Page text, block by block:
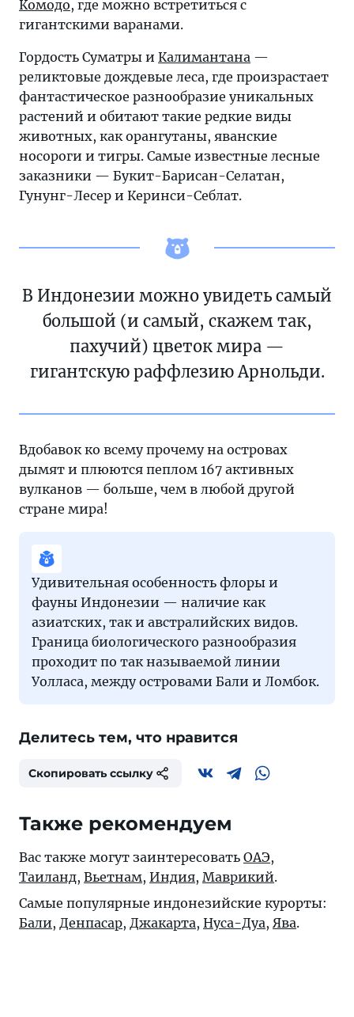
Комодо, где можно встретиться с
гигантскими варанами.
Гордость Суматры и Калимантана —
реликтовые дождевые леса, где произрастает
фантастическое разнообразие уникальных
растений и обитают такие редкие виды
животных, как орангутаны, яванские
носороги и тигры. Самые известные лесные
заказники — Букит-Барисан-Селатан,
Гунунг-Лесер и Керинси-Себлат.
В Индонезии можно увидеть самый
большой (и самый, скажем так,
пахучий) цветок мира —
гигантскую раффлезию Арнольди.
Вдобавок ко всему прочему на островах
дымят и плюются пеплом 167 активных
вулканов — больше, чем в любой другой
стране мира!
Удивительная особенность флоры и
фауны Индонезии — наличие как
азиатских, так и австралийских видов.
Граница биологического разнообразия
проходит по так называемой линии
Уолласа, между островами Бали и Ломбок.
Делитесь тем, что нравится
Скопировать ссылку
Также рекомендуем
Вас также могут заинтересовать ОАЭ,
Таиланд, Вьетнам, Индия, Маврикий.
Самые популярные индонезийские курорты:
Бали, Денпасар, Джакарта, Нуса-Дуа, Ява.